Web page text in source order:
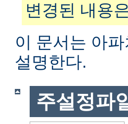
변경된 내용
이 문서는 아
설명한다.
주설정파